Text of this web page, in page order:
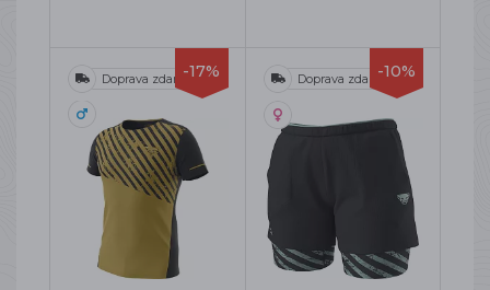
-17%
Doprava zdarma -10%
Doprava zdarma